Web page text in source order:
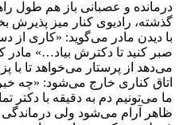
گذشته، رادیوی کنار میز پذیرش
با دیدن مادر می‌گوید:‌ «کاری از
صبر کنید تا دکترش بیاد…» مادر
می‌دهد از پرستار می‌خواهد تا با
اتاق کناری خارج می‌شود: «چه
ما می‌تونیم دم به دقیقه با دکتر
ظاهر آرام می‌شود ولی